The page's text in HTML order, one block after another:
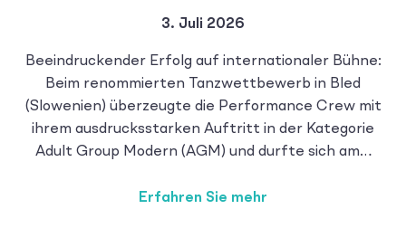
3. Juli 2026
Beeindruckender Erfolg auf internationaler Bühne:
Beim renommierten Tanzwettbewerb in Bled
(Slowenien) überzeugte die Performance Crew mit
ihrem ausdrucksstarken Auftritt in der Kategorie
Adult Group Modern (AGM) und durfte sich am…
Erfahren Sie mehr